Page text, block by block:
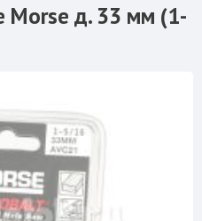
Morse д. 33 мм (1-